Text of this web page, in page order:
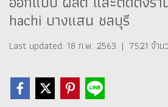
hachi บางแสน ชลบุรี
Last updated: 18 ก.พ. 2563 | 7521 จำน